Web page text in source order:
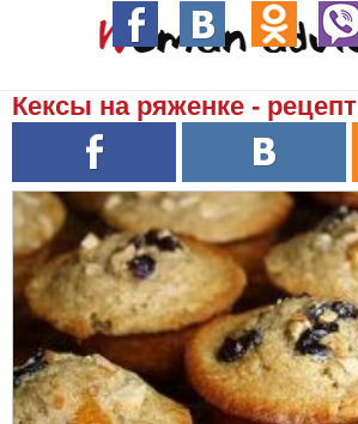
Кексы на ряженке - рецепт